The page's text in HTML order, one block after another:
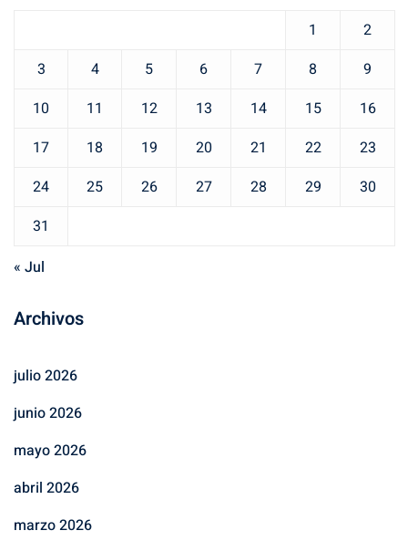
1
2
3
4 5 6 7 8
9
10
11 12 13 14 15
16
17
18 19 20 21 22
23
24
25 26 27 28 29
30
31
« Jul
Archivos
julio 2026
junio 2026
mayo 2026
abril 2026
marzo 2026